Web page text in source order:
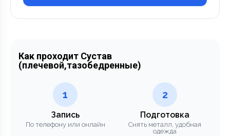
Как проходит Сустав
(плечевой,тазобедренные)
1
Запись
По телефону или онлайн
2
Подготовка
Снять металл, удобная
одежда